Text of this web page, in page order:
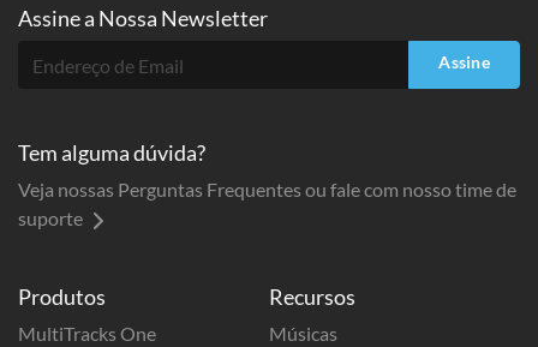
Produtos
MultiTracks One
Recursos
Músicas
Assine a Nossa Newsletter
Assine
Tem alguma dúvida?
Veja nossas Perguntas Frequentes ou fale com nosso time de
suporte